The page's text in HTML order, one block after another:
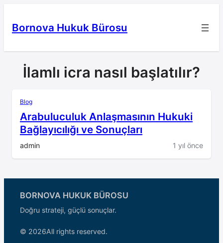
geçBornova Hukuk Bürosu
İlamlı icra nasıl başlatılır?
Blog
Arabuluculuk Anlaşmasının Hukuki
Bağlayıcılığı ve Sonuçları
admin 1 yıl önce
BORNOVA HUKUK BÜROSU
Doğru strateji, güçlü sonuçlar.
© 2026All rights reserved.